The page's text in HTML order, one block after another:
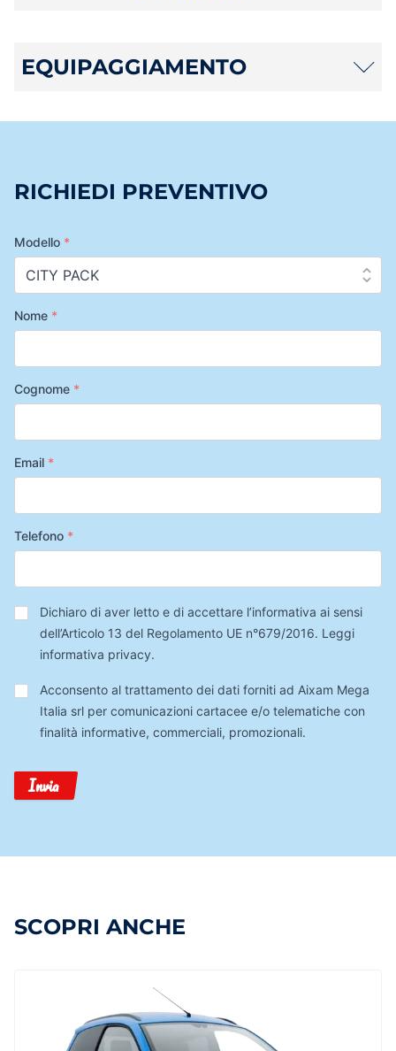
EQUIPAGGIAMENTO
RICHIEDI PREVENTIVO
Modello *
Nome *
Cognome *
Email *
Telefono *
Privacy*
Dichiaro di aver letto e di accettare l’informativa ai sensi
dell’Articolo 13 del Regolamento UE n°679/2016. Leggi
informativa privacy.
Trattamento
Dati
Acconsento al trattamento dei dati forniti ad Aixam Mega
Italia srl per comunicazioni cartacee e/o telematiche con
finalità informative, commerciali, promozionali.
Invia
SCOPRI ANCHE